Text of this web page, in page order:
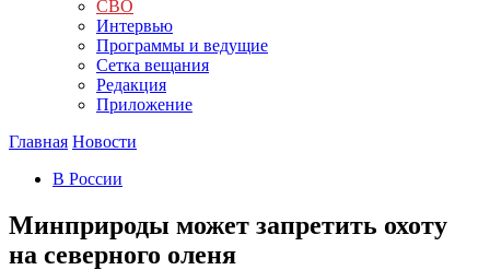
СВО
Интервью
Программы и ведущие
Сетка вещания
Редакция
Приложение
Главная Новости
В России
Минприроды может запретить охоту
на северного оленя